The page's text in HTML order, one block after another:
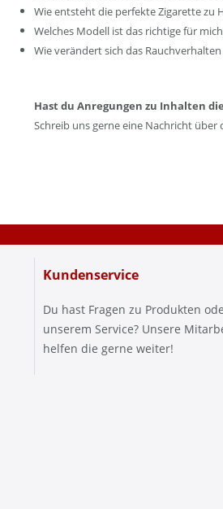
Wie entsteht die perfekte Zigarette zu
Welches Modell ist das richtige für
Wie verändert sich das
Hast du Anregungen zu Inhalten
Schreib uns gerne eine Nachricht
Kundenservice
Du hast Fragen zu Produkten
unserem Service? Unsere
helfen die gerne weiter!